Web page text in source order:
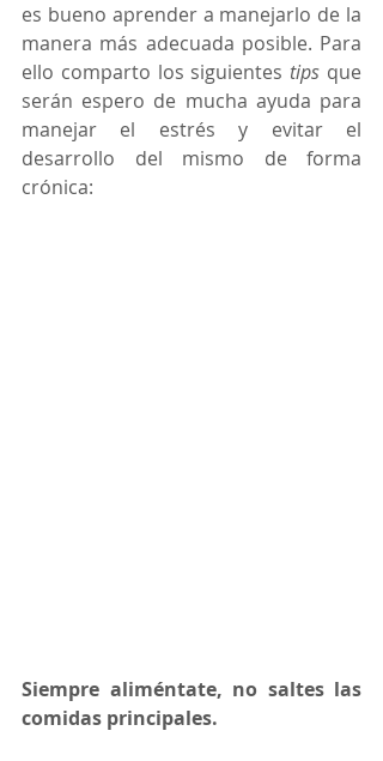
es bueno aprender a manejarlo de la
manera más adecuada posible. Para
ello comparto los siguientes tips que
serán espero de mucha ayuda para
manejar el estrés y evitar el
desarrollo del mismo de forma
crónica:
Siempre aliméntate, no saltes las
comidas principales.